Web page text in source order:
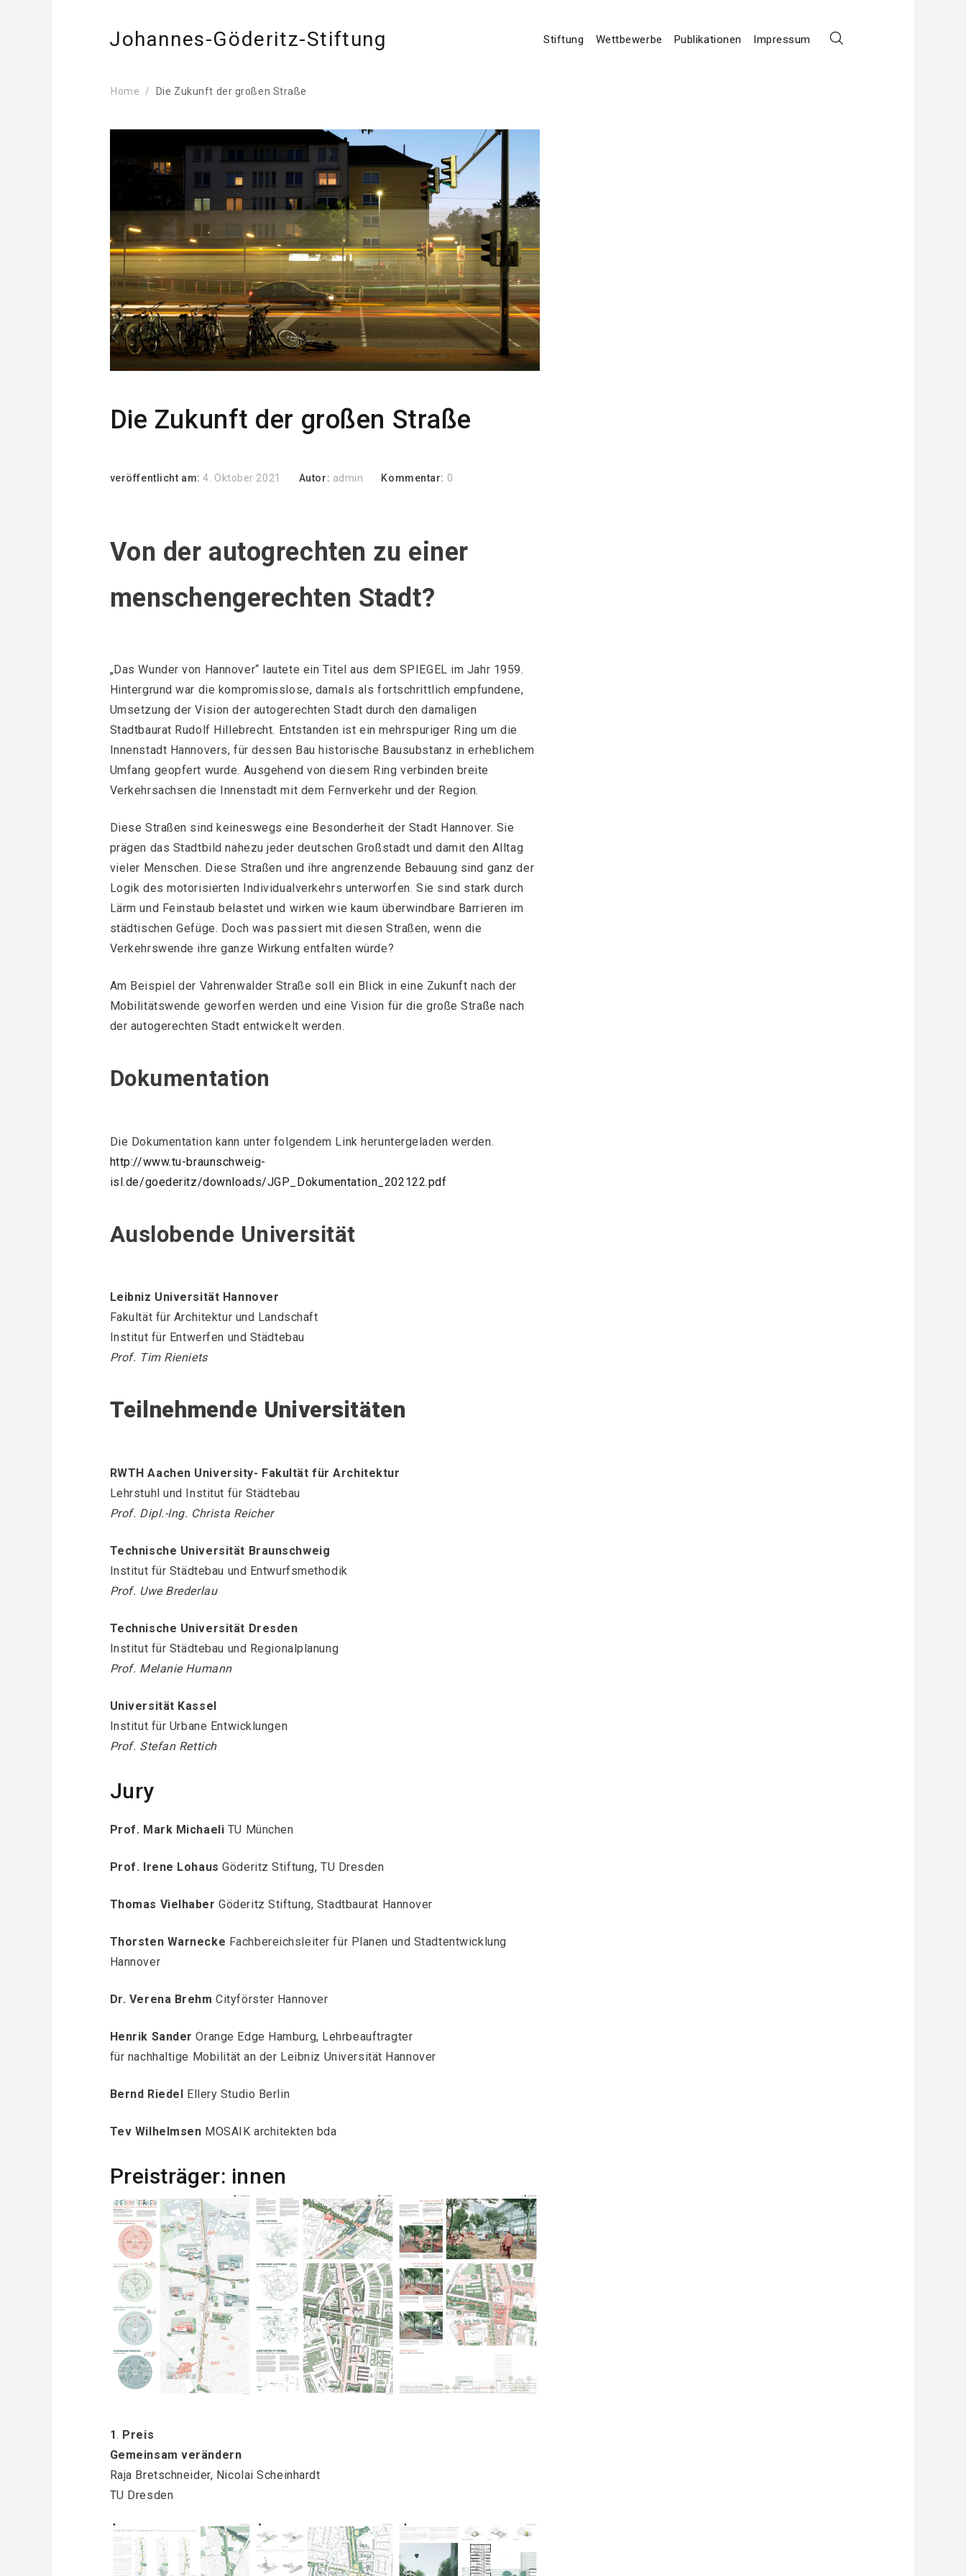
Johannes-Göderitz-Stiftung Stiftung Wettbewerbe Publikationen Impressum
Home Die Zukunft der großen Straße
Die Zukunft der großen Straße
veröffentlicht am:4. Oktober 2021 Autor: admin Kommentar: 0
Von der autogrechten zu einer
menschengerechten Stadt?
„Das Wunder von Hannover“ lautete ein Titel aus dem SPIEGEL im Jahr 1959.
Hintergrund war die kompromisslose, damals als fortschrittlich empfundene,
Umsetzung der Vision der autogerechten Stadt durch den damaligen
Stadtbaurat Rudolf Hillebrecht. Entstanden ist ein mehrspuriger Ring um die
Innenstadt Hannovers, für dessen Bau historische Bausubstanz in erheblichem
Umfang geopfert wurde. Ausgehend von diesem Ring verbinden breite
Verkehrsachsen die Innenstadt mit dem Fernverkehr und der Region.
Diese Straßen sind keineswegs eine Besonderheit der Stadt Hannover. Sie
prägen das Stadtbild nahezu jeder deutschen Großstadt und damit den Alltag
vieler Menschen. Diese Straßen und ihre angrenzende Bebauung sind ganz der
Logik des motorisierten Individualverkehrs unterworfen. Sie sind stark durch
Lärm und Feinstaub belastet und wirken wie kaum überwindbare Barrieren im
städtischen Gefüge. Doch was passiert mit diesen Straßen, wenn die
Verkehrswende ihre ganze Wirkung entfalten würde?
Am Beispiel der Vahrenwalder Straße soll ein Blick in eine Zukunft nach der
Mobilitätswende geworfen werden und eine Vision für die große Straße nach
der autogerechten Stadt entwickelt werden.
Dokumentation
Die Dokumentation kann unter folgendem Link heruntergeladen werden.
http://www.tu-braunschweig-
isl.de/goederitz/downloads/JGP_Dokumentation_202122.pdf
Auslobende Universität
Leibniz Universität Hannover
Fakultät für Architektur und Landschaft
Institut für Entwerfen und Städtebau
Prof. Tim Rieniets
Teilnehmende Universitäten
RWTH Aachen University- Fakultät für Architektur
Lehrstuhl und Institut für Städtebau
Prof. Dipl.-Ing. Christa Reicher
Technische Universität Braunschweig
Institut für Städtebau und Entwurfsmethodik
Prof. Uwe Brederlau
Technische Universität Dresden
Institut für Städtebau und Regionalplanung
Prof. Melanie Humann
Universität Kassel
Institut für Urbane Entwicklungen
Prof. Stefan Rettich
Jury
Prof. Mark Michaeli TU München
Prof. Irene Lohaus Göderitz Stiftung, TU Dresden
Thomas Vielhaber Göderitz Stiftung, Stadtbaurat Hannover
Thorsten Warnecke Fachbereichsleiter für Planen und Stadtentwicklung
Hannover
Dr. Verena Brehm Cityförster Hannover
Henrik Sander Orange Edge Hamburg, Lehrbeauftragter
für nachhaltige Mobilität an der Leibniz Universität Hannover
Bernd Riedel Ellery Studio Berlin
Tev Wilhelmsen MOSAIK architekten bda
Preisträger: innen
1. Preis
Gemeinsam verändern
Raja Bretschneider, Nicolai Scheinhardt
TU Dresden